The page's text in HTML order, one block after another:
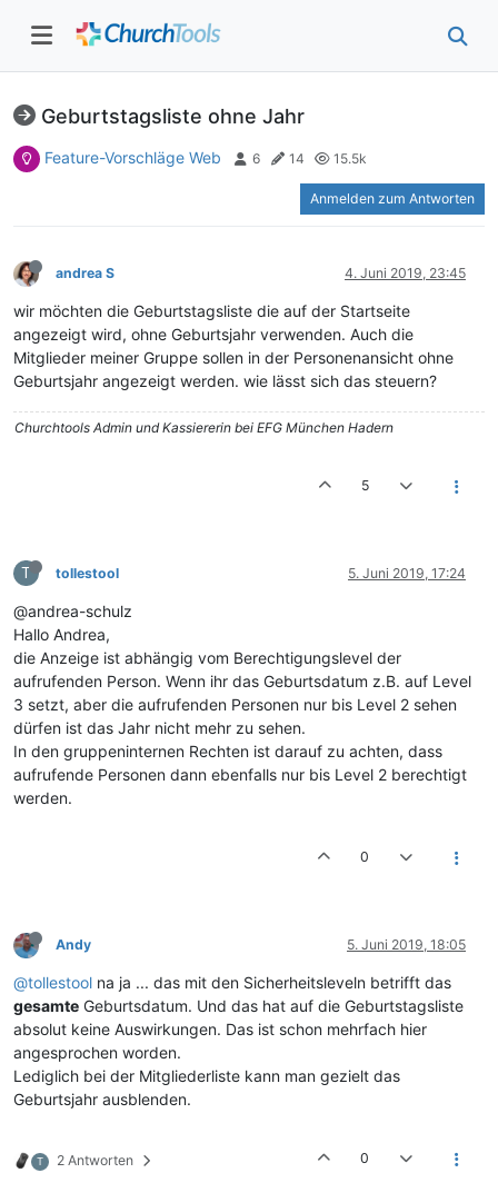
Geburtstagsliste ohne Jahr
Feature-Vorschläge Web 6 14 15.5k
Anmelden zum Antworten
andrea S 4. Juni 2019, 23:45
wir möchten die Geburtstagsliste die auf der Startseite
angezeigt wird, ohne Geburtsjahr verwenden. Auch die
Mitglieder meiner Gruppe sollen in der Personenansicht ohne
Geburtsjahr angezeigt werden. wie lässt sich das steuern?
Churchtools Admin und Kassiererin bei EFG München Hadern
5
T tollestool 5. Juni 2019, 17:24
@andrea-schulz
Hallo Andrea,
die Anzeige ist abhängig vom Berechtigungslevel der
aufrufenden Person. Wenn ihr das Geburtsdatum z.B. auf Level
3 setzt, aber die aufrufenden Personen nur bis Level 2 sehen
dürfen ist das Jahr nicht mehr zu sehen.
In den gruppeninternen Rechten ist darauf zu achten, dass
aufrufende Personen dann ebenfalls nur bis Level 2 berechtigt
werden.
0
Andy 5. Juni 2019, 18:05
@tollestool na ja ... das mit den Sicherheitsleveln betrifft das
gesamte Geburtsdatum. Und das hat auf die Geburtstagsliste
absolut keine Auswirkungen. Das ist schon mehrfach hier
angesprochen worden.
Lediglich bei der Mitgliederliste kann man gezielt das
Geburtsjahr ausblenden.
T 2 Antworten 0